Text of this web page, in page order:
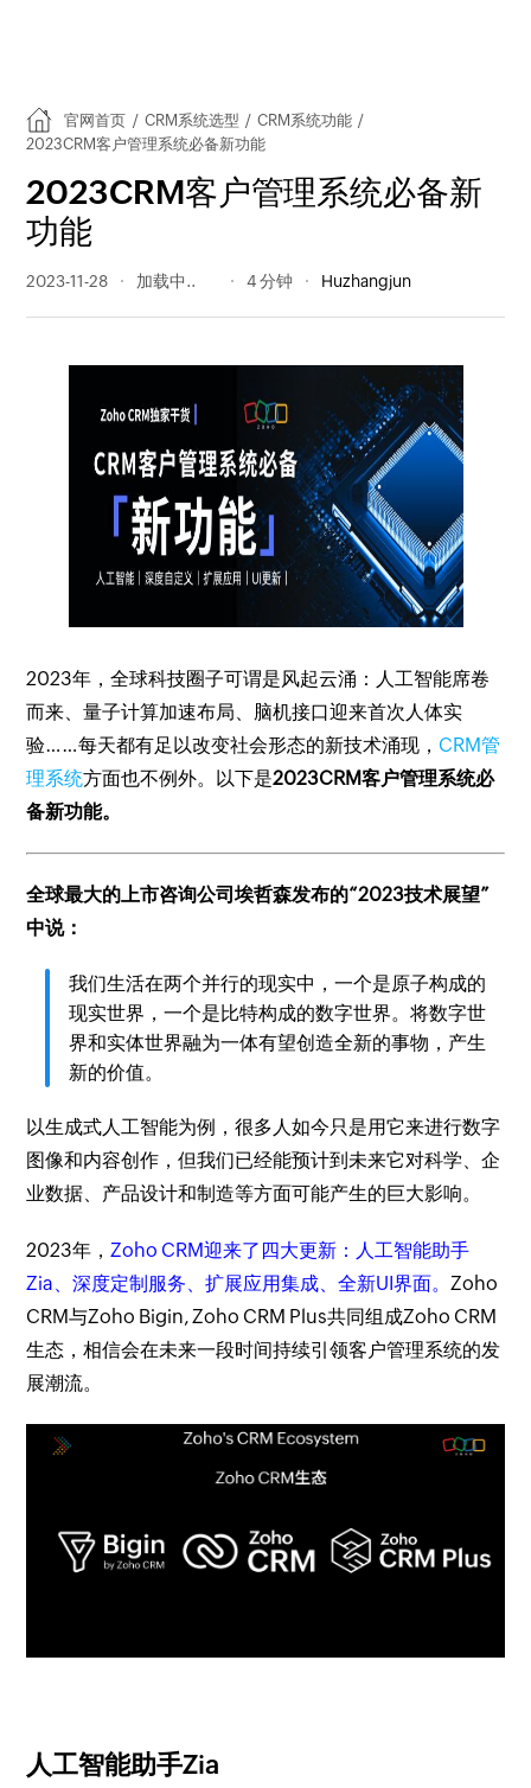
官网首页 / CRM系统选型 / CRM系统功能 /
2023CRM客户管理系统必备新功能
2023CRM客户管理系统必备新
功能
2023-11-28 343 阅读量 4 分钟 Huzhangjun
2023年，全球科技圈子可谓是风起云涌：人工智能席卷
而来、量子计算加速布局、脑机接口迎来首次人体实
验……每天都有足以改变社会形态的新技术涌现， CRM管
理系统方面也不例外。以下是2023CRM客户管理系统必
备新功能。
全球最大的上市咨询公司埃哲森发布的“2023技术展望”
中说：
我们生活在两个并行的现实中，一个是原子构成的
现实世界，一个是比特构成的数字世界。将数字世
界和实体世界融为一体有望创造全新的事物，产生
新的价值。
以生成式人工智能为例，很多人如今只是用它来进行数字
图像和内容创作，但我们已经能预计到未来它对科学、企
业数据、产品设计和制造等方面可能产生的巨大影响。
2023年，Zoho CRM迎来了四大更新：人工智能助手
Zia、深度定制服务、扩展应用集成、全新UI界面。Zoho
CRM与Zoho Bigin, Zoho CRM Plus共同组成Zoho CRM
生态，相信会在未来一段时间持续引领客户管理系统的发
展潮流。
人工智能助手Zia